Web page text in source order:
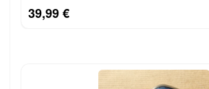
39,99 €